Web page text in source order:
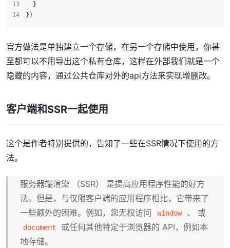
  }
})
官方做法是单独建立一个存储，在另一个存储中使用，你甚
至都可以不用导出这个私有仓库，这样在外部我们就是一个
隐藏的内容，通过公共仓库对外的api方法来实现增删改。
客户端和SSR一起使用
这个是作者特别提供的，告知了一些在SSR情况下使用的方
法。
服务器端渲染 （SSR） 是提高应用程序性能的好方
法。但是，与仅限客户端的应用程序相比，它带来了
一些额外的困难。例如，您无权访问
window 、 或
document
或任何其他特定于浏览器的 API，例如本
地存储。